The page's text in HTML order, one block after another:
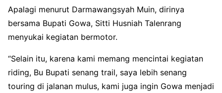
Apalagi menurut Darmawangsyah Muin, dirinya
bersama Bupati Gowa, Sitti Husniah Talenrang
menyukai kegiatan bermotor.
“Selain itu, karena kami memang mencintai kegiatan
riding, Bu Bupati senang trail, saya lebih senang
touring di jalanan mulus, kami juga ingin Gowa menjadi